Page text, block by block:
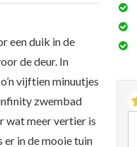
een duik in de
de deur. In
vijftien minuutjes
zwembad
wat meer vertier is
in de mooie tuin